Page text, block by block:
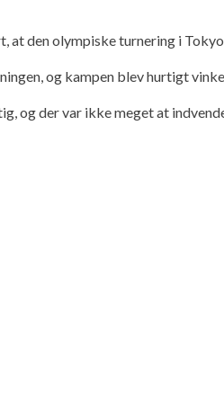
den olympiske turnering i
og kampen blev hurtigt
og der var ikke meget at indvende